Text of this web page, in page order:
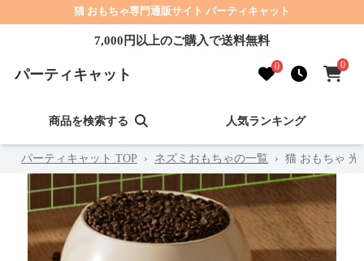
猫 おもちゃ専門通販サイト パーティキャット
7,000円以上のご購入で送料無料
パーティキャット 0 0
商品を検索する 人気ランキング
パーティキャット TOP › ネズミおもちゃの一覧 › 猫 おもちゃ 光